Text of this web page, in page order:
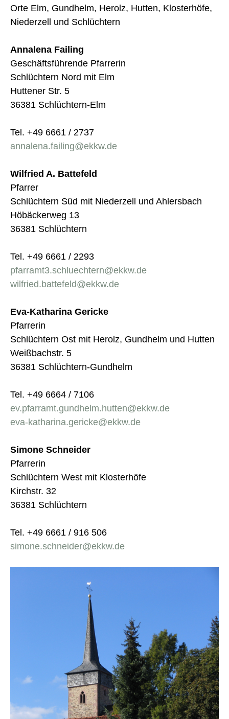
Orte Elm, Gundhelm, Herolz, Hutten, Klosterhöfe,
Niederzell und Schlüchtern
Annalena Failing
Geschäftsführende Pfarrerin
Schlüchtern Nord mit Elm
Huttener Str. 5
36381 Schlüchtern-Elm
Tel. +49 6661 / 2737
annalena.failing@ekkw.de
Wilfried A. Battefeld
Pfarrer
Schlüchtern Süd mit Niederzell und Ahlersbach
Höbäckerweg 13
36381 Schlüchtern
Tel. +49 6661 / 2293
pfarramt3.schluechtern@ekkw.de
wilfried.battefeld@ekkw.de
Eva-Katharina Gericke
Pfarrerin
Schlüchtern Ost mit Herolz, Gundhelm und Hutten
Weißbachstr. 5
36381 Schlüchtern-Gundhelm
Tel. +49 6664 / 7106
ev.pfarramt.gundhelm.hutten@ekkw.de
eva-katharina.gericke@ekkw.de
Simone Schneider
Pfarrerin
Schlüchtern West mit Klosterhöfe
Kirchstr. 32
36381 Schlüchtern
Tel. +49 6661 / 916 506
simone.schneider@ekkw.de